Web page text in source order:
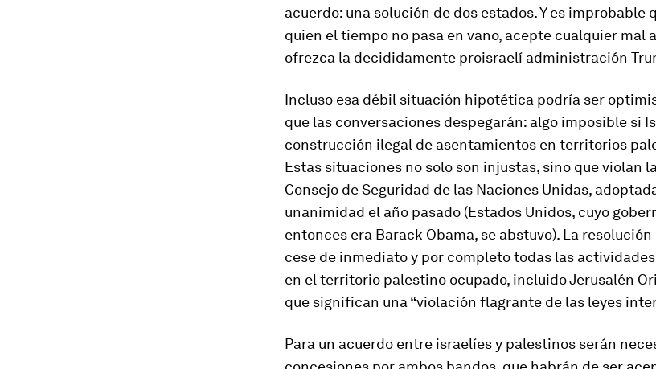
acuerdo: una solución de dos estados. Y es improbable
quien el tiempo no pasa en vano, acepte cualquier mal
ofrezca la decididamente proisraelí administración
Incluso esa débil situación hipotética podría ser
que las conversaciones despegarán: algo imposible si
construcción ilegal de asentamientos en territorios
Estas situaciones no solo son injustas, sino que violan la
Consejo de Seguridad de las Naciones Unidas,
unanimidad el año pasado (Estados Unidos, cuyo
entonces era Barack Obama, se abstuvo). La resolución
cese de inmediato y por completo todas las
en el territorio palestino ocupado, incluido Jerusalén
que significan una “violación flagrante de las leyes
Para un acuerdo entre israelíes y palestinos serán